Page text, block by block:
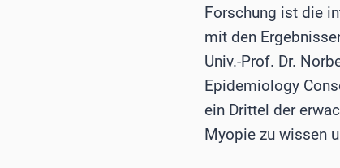
Forschung ist die
mit den
Univ.-Prof. Dr.
Epidemiology
ein Drittel der
Myopie zu wissen